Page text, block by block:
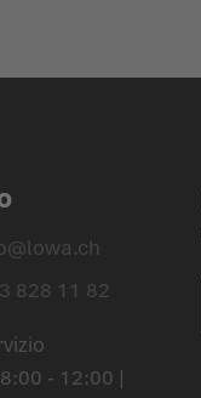
828 11 82
- 12:00 |